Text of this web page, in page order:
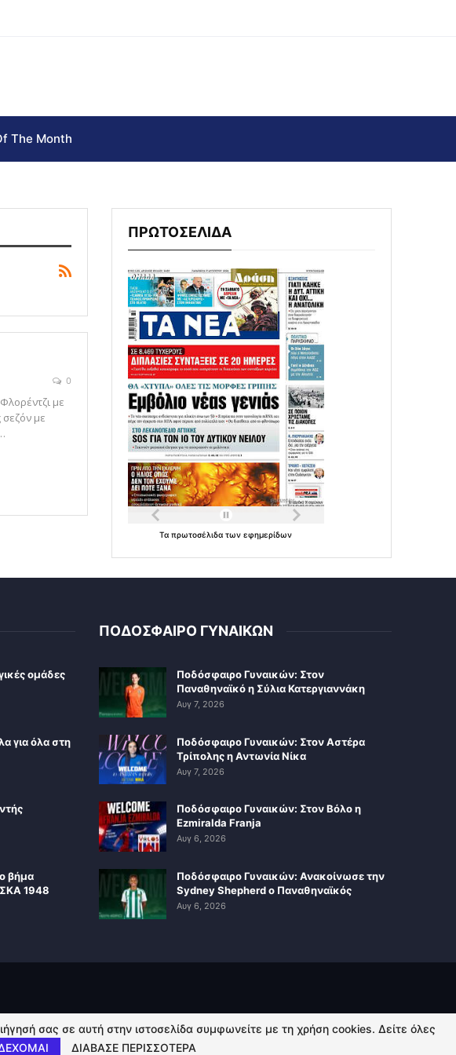
The Month
0
με
με
ΠΡΩΤΟΣΕΛΙΔΑ
Ταπρωτοσέλιδατωνεφημερίδων
ομάδες
για όλα στη
βήμα
1948
ΠΟΔΟΣΦΑΙΡΟ ΓΥΝΑΙΚΩΝ
Ποδόσφαιρο Γυναικών: Στον
Παναθηναϊκό η Σύλια Κατεργιαννάκη
Αυγ 7, 2026
Ποδόσφαιρο Γυναικών: Στον Αστέρα
Τρίπολης η Αντωνία Νίκα
Αυγ 7, 2026
Ποδόσφαιρο Γυναικών: Στον Βόλο η
Ezmiralda Franja
Αυγ 6, 2026
Ποδόσφαιρο Γυναικών: Ανακοίνωσε την
Sydney Shepherd ο Παναθηναϊκός
Αυγ 6, 2026
σας σε αυτή στην ιστοσελίδα συμφωνείτε με τη χρήση cookies. Δείτε όλες
ΔΙΑΒΑΣΕ ΠΕΡΙΣΣΟΤΕΡΑ